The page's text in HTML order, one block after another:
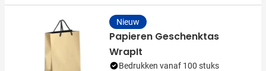
Nieuw
Papieren Geschenktas
WrapIt
Bedrukken vanaf 100 stuks